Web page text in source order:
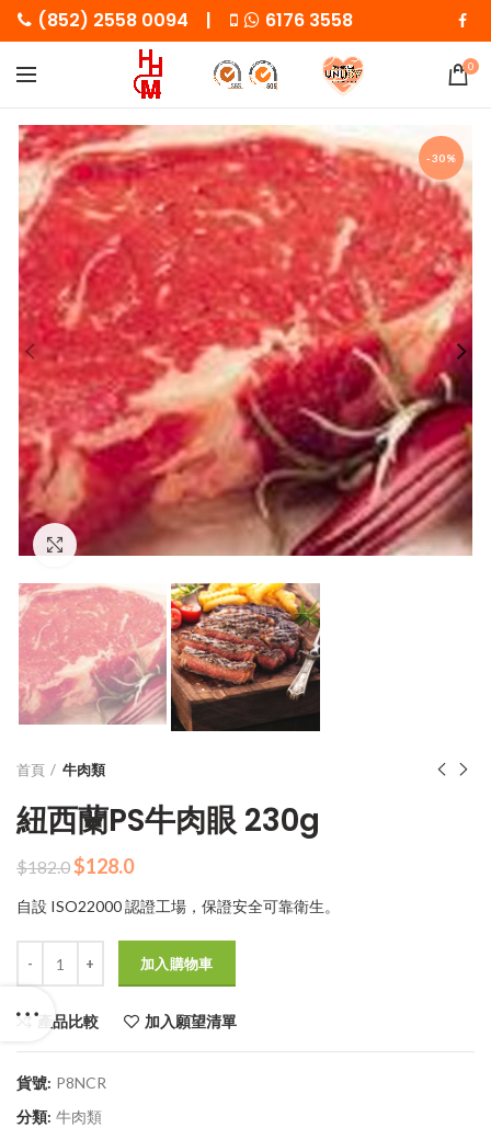
(852) 2558 0094 | 6176 3558
0
-30%
Click to enlarge
首頁 牛肉類
紐西蘭PS牛肉眼 230g
$182.0 原
價
$182.0。
$128.0目
價
$128.0。
自設 ISO22000 認證工場，保證安全可靠衛生。
加入購物車
產品比較 加入願望清單
貨號: P8NCR
分類: 牛肉類